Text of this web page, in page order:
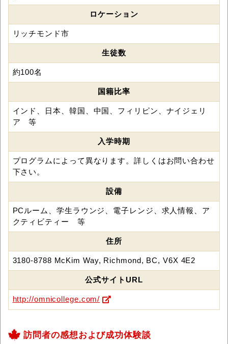
ロケーション
リッチモンド市
生徒数
約100名
国籍比率
インド、日本、韓国、中国、フィリピン、ナイジェリ
ア 等
入学時期
プログラムによって異なります。詳しくはお問い合わせ
下さい。
設備
PCルーム、学生ラウンジ、電子レンジ、求人情報、ア
クティビティー 等
住所
3180-8788 McKim Way, Richmond, BC, V6X 4E2
公式サイトURL
http://omnicollege.com/
訪問者の感想および成功体験談